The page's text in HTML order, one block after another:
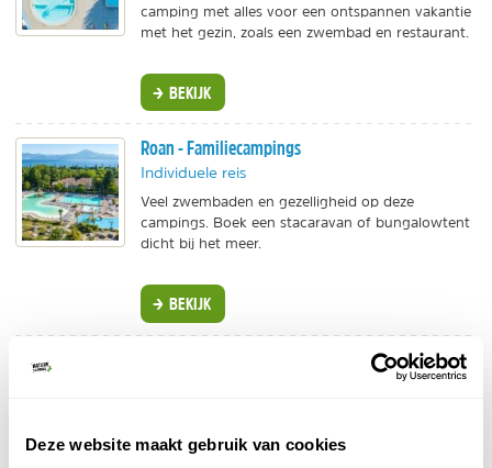
Deze website maakt gebruik van cookies
camping met alles voor een ontspannen vakantie
met het gezin, zoals een zwembad en restaurant.
BEKIJK
Roan - Familiecampings
Individuele reis
Veel zwembaden en gezelligheid op deze
campings. Boek een stacaravan of bungalowtent
dicht bij het meer.
BEKIJK